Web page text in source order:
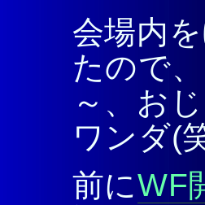
会場内
たので
～、お
ワンダ(
前にWF